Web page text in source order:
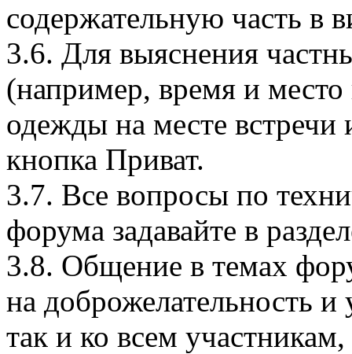
содержательную часть в
3.6. Для выяснения
(например, время и место
одежды на месте встречи
кнопка Приват.
3.7. Все вопросы по
форума задавайте в
3.8. Общение в темах
на доброжелательность и
так и ко всем